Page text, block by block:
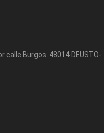
calle Burgos. 48014 DEUSTO-